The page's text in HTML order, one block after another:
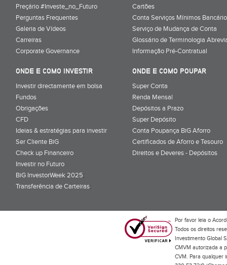
Preçário #Investe_no_Futuro
Perguntas Frequentes
Galeria de Vídeos
Carreiras
Corporate Governance
Cartões
Conta Serviços Mínimos
Serviço de Mudança de Conta
Glossário de Terminologia
Informação Pré-Contratual
ONDE E COMO INVESTIR
Investir directamente em bolsa
Fundos
Obrigações
CFD
Ideias & estratégias para investir
Ser Cliente BiG
Check up Financeiro
Investir no Futuro
BiG InvestorWeek 2025;
Transferência de Carteiras;
ONDE E COMO POUPAR
Super Conta
Renda Mensal
Depósitos a Prazo
Super Depósito
Conta Poupança BiG Aforro
Certificados de Aforro e Tesouro
Direitos e Deveres - Depósitos
Por favor leia o
Todos os direitos
Investimento Global
CMVM autorizada a
CVM. Para qualquer